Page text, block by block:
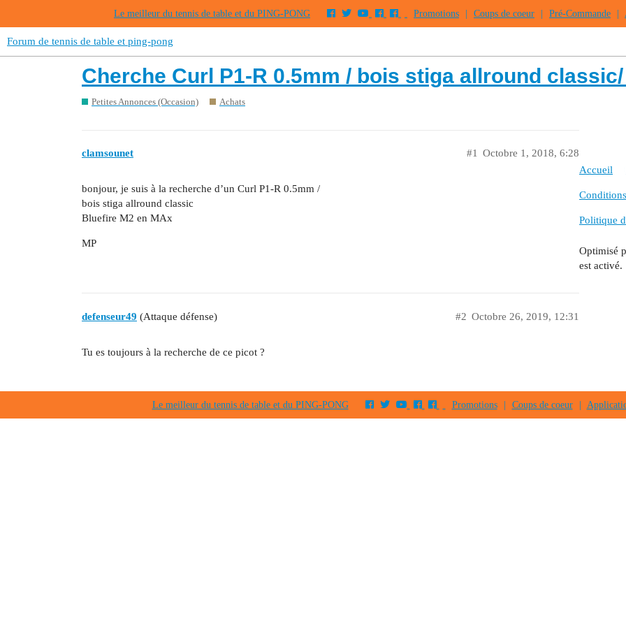
Le meilleur du tennis de table et du PING-PONG Promotions Coups de coeur Pré-Commande
Forum de tennis de table et ping-pong
Cherche Curl P1-R 0.5mm / bois stiga allround
Petites Annonces (Occasion) Achats
clamsounet Octobre 1, 2018, 6:28
#1
bonjour, je suis à la recherche d’un Curl P1-R 0.5mm /
bois stiga allround classic
Bluefire M2 en MAx
MP
defenseur49 (Attaque défense) Octobre 26, 2019, 12:31
#2
Tu es toujours à la recherche de ce picot ?
Accueil
Politique
Optimisé
est activé.
Le meilleur du tennis de table et du PING-PONG Promotions | Coups de coeur |